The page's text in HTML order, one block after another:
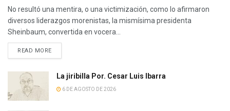
No resultó una mentira, o una victimización, como lo afirmaron
diversos liderazgos morenistas, la mismísima presidenta
Sheinbaum, convertida en vocera...
READ MORE
La jiribilla Por. Cesar Luis Ibarra
6 DE AGOSTO DE 2026